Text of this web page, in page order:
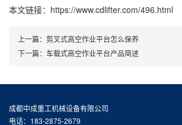
本文链接：https://www.cdlifter.com/496.html
上一篇： 剪叉式高空作业平台怎么保养
下一篇： 车载式高空作业平台产品简述
成都中成重工机械设备有限公司
电话：183-2875-2679